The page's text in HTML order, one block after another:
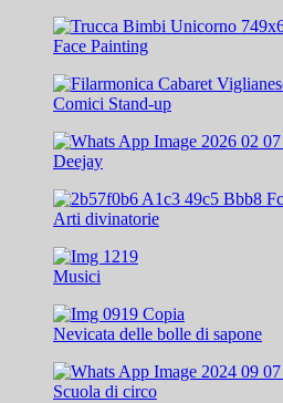
Face Painting
Comici Stand-up
Deejay
Arti divinatorie
Musici
Nevicata delle bolle di sapone
Scuola di circo